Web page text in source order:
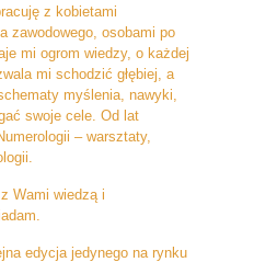
z kobietami
zawodowego, osobami po
mi ogrom wiedzy, o każdej
mi schodzić głębiej, a
myślenia, nawyki,
swoje cele. Od lat
– warsztaty,
Wami wiedzą i
edycja jedynego na rynku